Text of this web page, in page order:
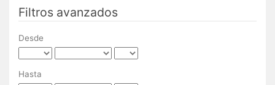
Filtros avanzados
Desde
Hasta